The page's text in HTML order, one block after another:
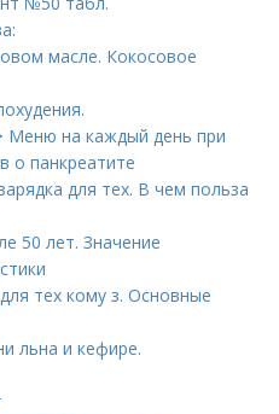
масле. Кокосовое
Меню на каждый день при
о панкреатите
для тех. В чем польза
50 лет. Значение
тех кому з. Основные
льна и кефире.